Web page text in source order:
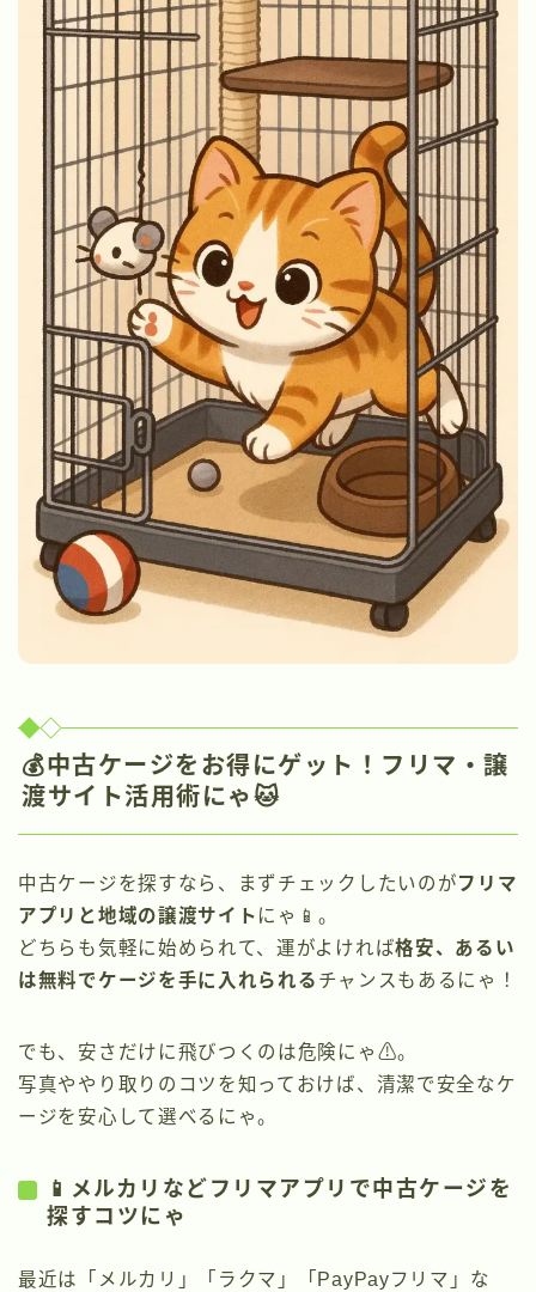
💰中古ケージをお得にゲット！フリマ・譲
渡サイト活用術にゃ🐱
中古ケージを探すなら、まずチェックしたいのがフリマ
アプリと地域の譲渡サイト にゃ📱。
どちらも気軽に始められて、運がよければ格安、あるい
は無料でケージを手に入れられる チャンスもあるにゃ！
でも、安さだけに飛びつくのは危険にゃ⚠️。
写真ややり取りのコツを知っておけば、清潔で安全なケ
ージを安心して選べるにゃ。
📱メルカリなどフリマアプリで中古ケージを
探すコツにゃ
最近は「メルカリ」「ラクマ」「PayPayフリマ」な